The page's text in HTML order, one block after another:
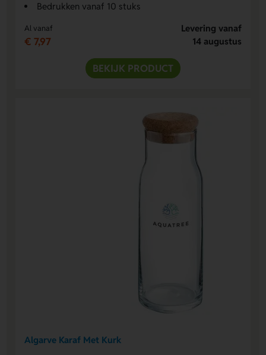
Bedrukken vanaf 10 stuks
Al vanaf
€ 7,97
Levering vanaf
14 augustus
BEKIJK PRODUCT
Algarve Karaf Met Kurk